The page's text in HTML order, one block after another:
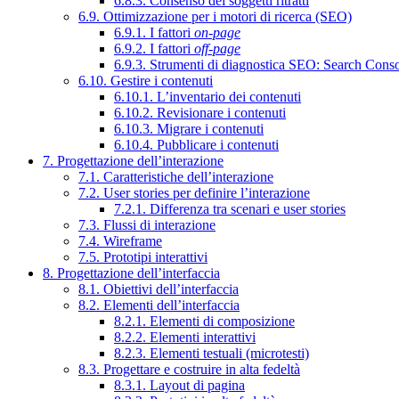
6.9. Ottimizzazione per i motori di ricerca (SEO)
6.9.1. I fattori on-page
6.9.2. I fattori off-page
6.9.3. Strumenti di diagnostica SEO: Search
6.10. Gestire i contenuti
6.10.1. L’inventario dei contenuti
6.10.2. Revisionare i contenuti
6.10.3. Migrare i contenuti
6.10.4. Pubblicare i contenuti
7. Progettazione dell’interazione
7.1. Caratteristiche dell’interazione
7.2. User stories per definire l’interazione
7.2.1. Differenza tra scenari e user stories
7.3. Flussi di interazione
7.4. Wireframe
7.5. Prototipi interattivi
8. Progettazione dell’interfaccia
8.1. Obiettivi dell’interfaccia
8.2. Elementi dell’interfaccia
8.2.1. Elementi di composizione
8.2.2. Elementi interattivi
8.2.3. Elementi testuali (microtesti)
8.3. Progettare e costruire in alta fedeltà
8.3.1. Layout di pagina